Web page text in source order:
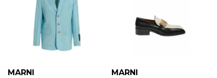
MARNI MARNI